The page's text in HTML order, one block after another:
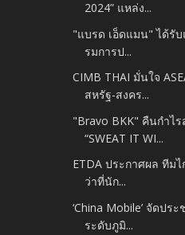
2024” แหล่ง...
"แบรด เอ็ดแมน" ได้รั
รมการป...
CIMB THAI มั่นใจ
สหรัฐ-สงคร...
"Bravo BKK" คืนกำไ
“SWEAT IT WI...
ETDA ประกาศผล ทีม
ว่าที่นัก...
‘China Mobile’ จัดป
ระดับภูมิ...